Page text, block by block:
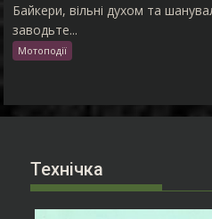
Байкери, вільні духом та
заводьте...
Мотоподії
Технічка